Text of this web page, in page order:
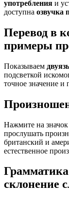
употребления и
доступна озвучка
Перевод в
примеры
Показываем
подсветкой
точное значение и
Нажмите на
прослушать
британский и
естественное
склонение